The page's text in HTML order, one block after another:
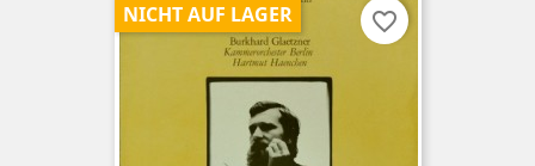
NICHT AUF LAGER favorite_border